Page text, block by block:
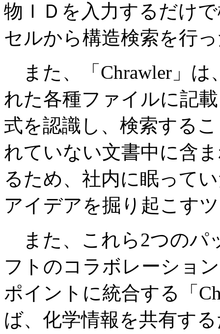
物ＩＤを入力するだけ
セルから構造検索を行
また、「Chrawler」は
れた各種ファイルに記
式を認識し、検索する
れていない文書中に含
るため、社内に眠って
アイデアを掘り起こす
また、これら2つのパ
フトのコラボレーショ
ポイントに統合する「
ば、化学情報を共有す